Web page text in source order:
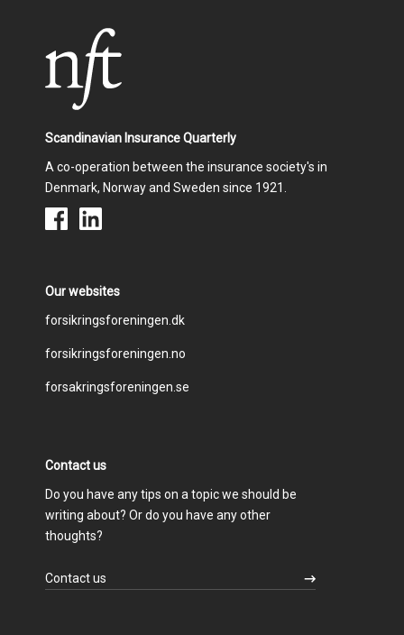
Scandinavian Insurance Quarterly
A co-operation between the insurance society's in
Denmark, Norway and Sweden since 1921.
Our websites
Footer
menu
forsikringsforeningen.dk
forsikringsforeningen.no
forsakringsforeningen.se
Contact us
Do you have any tips on a topic we should be
writing about? Or do you have any other
thoughts?
Contact us